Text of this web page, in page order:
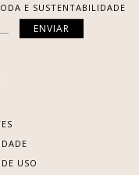
E SUSTENTABILIDADE
USO